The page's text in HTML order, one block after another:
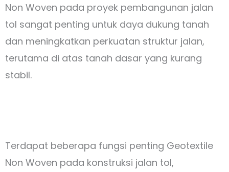
Non Woven pada proyek pembangunan jalan
tol sangat penting untuk daya dukung tanah
dan meningkatkan perkuatan struktur jalan,
terutama di atas tanah dasar yang kurang
stabil.
Terdapat beberapa fungsi penting Geotextile
Non Woven pada konstruksi jalan tol,